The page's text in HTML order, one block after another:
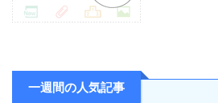
一週間の人気記事